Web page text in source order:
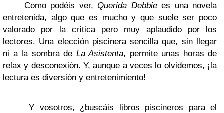
Como podéis ver, Querida Debbie es una novela
entretenida, algo que es mucho y que suele ser poco
valorado por la crítica pero muy aplaudido por los
lectores. Una elección piscinera sencilla que, sin llegar
ni a la sombra de La Asistenta, permite unas horas de
relax y desconexión. Y, aunque a veces lo olvidemos, ¡la
lectura es diversión y entretenimiento!
Y vosotros, ¿buscáis libros piscineros para el